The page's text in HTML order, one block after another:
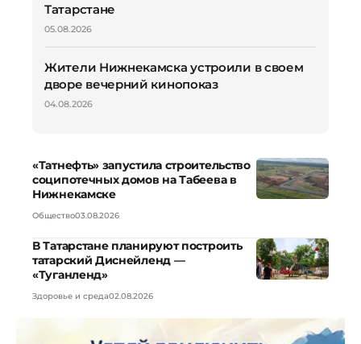
Татарстане
05.08.2026
Жители Нижнекамска устроили в своем
дворе вечерний кинопоказ
04.08.2026
«Татнефть» запустила строительство
соципотечных домов на Табеева в
Нижнекамске
Общество03.08.2026
В Татарстане планируют построить
татарский Диснейленд —
«Туганленд»
Здоровье и среда02.08.2026